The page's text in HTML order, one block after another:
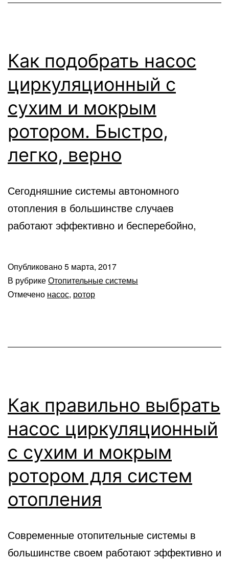
Как подобрать насос
циркуляционный с
сухим и мокрым
ротором. Быстро,
легко, верно
Сегодняшние системы автономного
отопления в большинстве случаев
работают эффективно и бесперебойно,
Опубликовано5 марта, 2017
В рубрикеОтопительные системы
Отмечено насос, ротор
Как правильно выбрать
насос циркуляционный
с сухим и мокрым
ротором для систем
отопления
Современные отопительные системы в
большинстве своем работают эффективно и